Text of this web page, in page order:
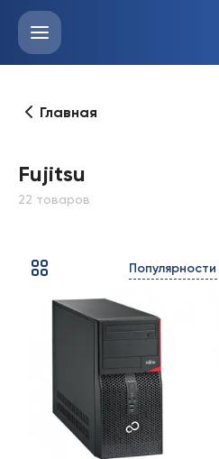
Главная
Fujitsu
22 товаров
Популярности